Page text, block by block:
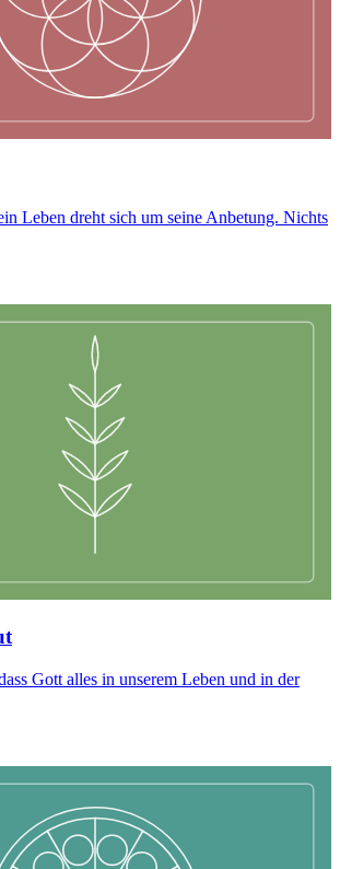
Leben dreht sich um seine Anbetung. Nichts
Gott alles in unserem Leben und in der